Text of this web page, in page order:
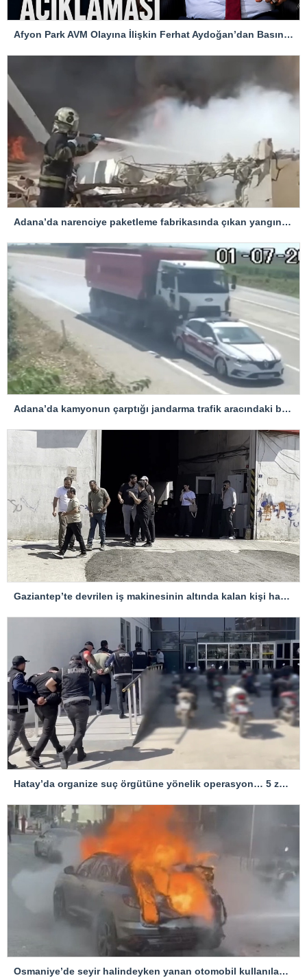
Afyon Park AVM Olayına İlişkin Ferhat Aydoğan’dan Basın Açıklaması
Adana’da narenciye paketleme fabrikasında çıkan yangın kontrol altına alındı
Adana’da kamyonun çarptığı jandarma trafik aracındaki bir personel yaralandı
Gaziantep’te devrilen iş makinesinin altında kalan kişi hayatını kaybetti
Hatay’da organize suç örgütüne yönelik operasyon… 5 zanlı tutuklandı
Osmaniye’de seyir halindeyken yanan otomobil kullanılamaz hale geldi